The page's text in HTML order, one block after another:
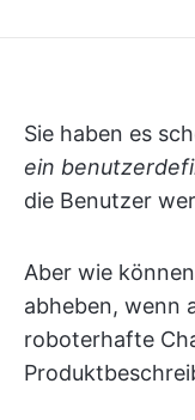
Sie haben es
ein
die Benutzer
Aber wie
abheben, wenn
roboterhafte